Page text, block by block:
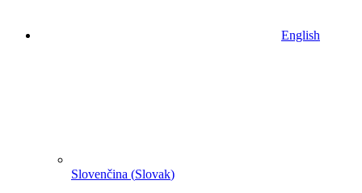
English
Slovenčina (Slovak)